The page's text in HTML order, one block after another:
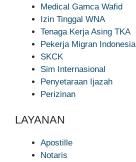
Medical Gamca Wafid
Izin Tinggal WNA
Tenaga Kerja Asing TKA
Pekerja Migran Indonesia
SKCK
Sim Internasional
Penyetaraan Ijazah
Perizinan
LAYANAN
Apostille
Notaris